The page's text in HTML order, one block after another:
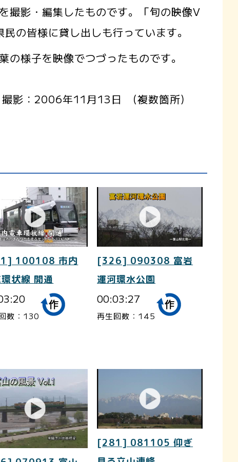
撮影・編集したものです。「旬の映像V
皆様に貸し出しも行っています。
様子を映像でつづったものです。
影：2006年11月13日 (複数箇所)
100108 市内
状線 開通
数：130
[326] 090308 富岩
運河環水公園
00:03:27
再生回数：145
[281] 081105 仰ぎ